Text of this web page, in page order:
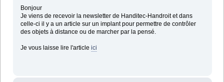
Bonjour
Je viens de recevoir la newsletter de Handitec-Handroit et dans
celle-ci il y a un article sur un implant pour permettre de contrôler
des objets à distance ou de marcher par la pensé.
Je vous laisse lire l'article ici